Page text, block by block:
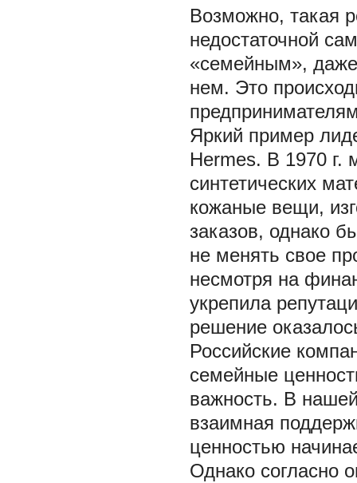
Возможно, такая
недостаточной
«семейным»,
нем. Это
Яркий пример
Hermes. В 1970 г.
синтетических
кожаные вещи,
заказов, однако
не менять свое
несмотря на
укрепила
решение
Российские
семейные
важность. В
взаимная
ценностью
Однако согласно